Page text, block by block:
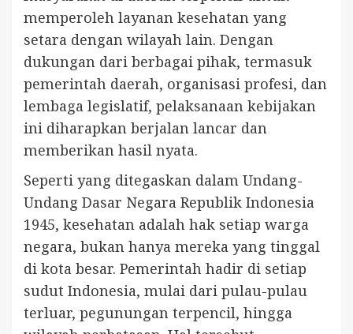
memperoleh layanan kesehatan yang
setara dengan wilayah lain. Dengan
dukungan dari berbagai pihak, termasuk
pemerintah daerah, organisasi profesi, dan
lembaga legislatif, pelaksanaan kebijakan
ini diharapkan berjalan lancar dan
memberikan hasil nyata.
Seperti yang ditegaskan dalam Undang-
Undang Dasar Negara Republik Indonesia
1945, kesehatan adalah hak setiap warga
negara, bukan hanya mereka yang tinggal
di kota besar. Pemerintah hadir di setiap
sudut Indonesia, mulai dari pulau-pulau
terluar, pegunungan terpencil, hingga